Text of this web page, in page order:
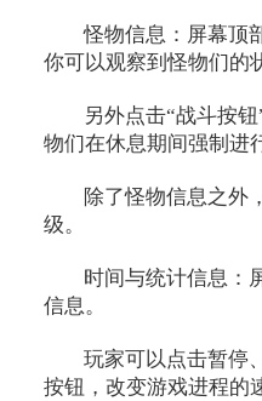
怪物信息：屏幕顶
你可以观察到怪物们的
另外点击“战斗按
物们在休息期间强制进
除了怪物信息之外
级。
时间与统计信息：
信息。
玩家可以点击暂停
按钮，改变游戏进程的